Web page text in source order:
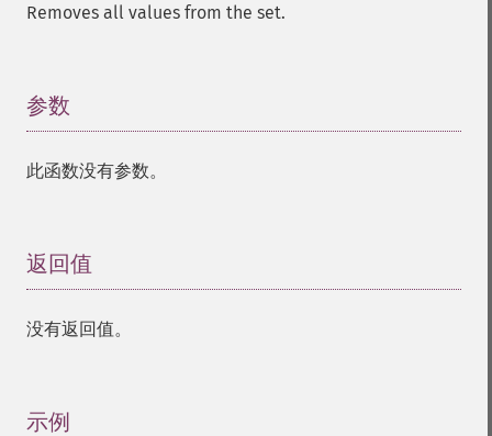
Removes all values from the set.
参数
此函数没有参数。
返回值
没有返回值。
示例